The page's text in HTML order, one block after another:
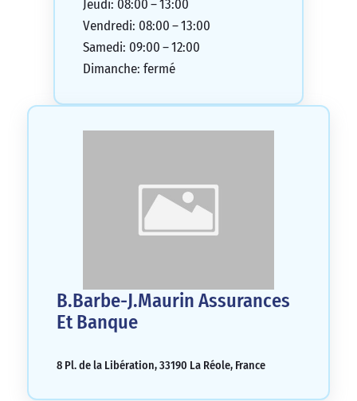
Jeudi: 08:00 – 13:00
Vendredi: 08:00 – 13:00
Samedi: 09:00 – 12:00
Dimanche: fermé
B.Barbe-J.Maurin Assurances
Et Banque
8 Pl. de la Libération, 33190 La Réole, France